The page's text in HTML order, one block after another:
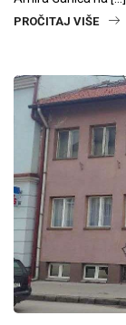
PROČITAJ VIŠE